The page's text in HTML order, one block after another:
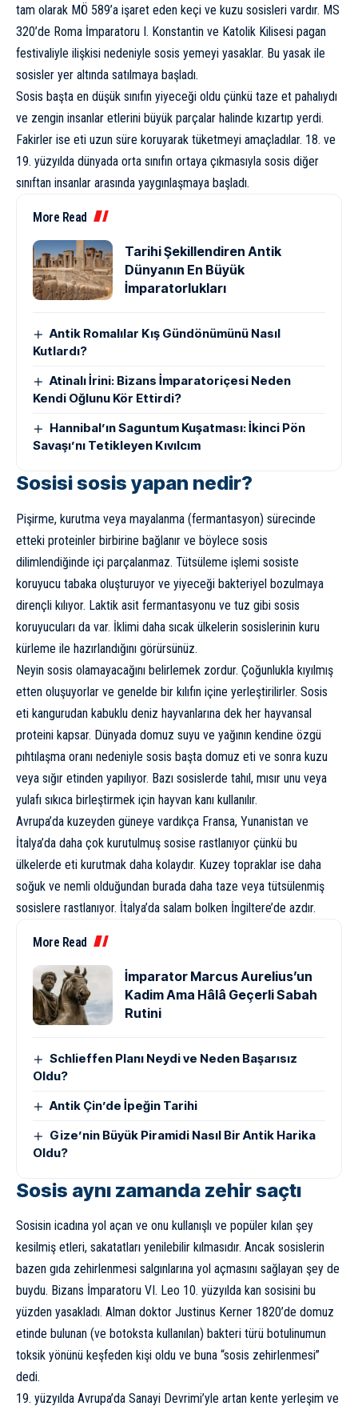
tam olarak MÖ 589’a işaret eden keçi ve kuzu sosisleri vardır. MS
320’de Roma İmparatoru I. Konstantin ve Katolik Kilisesi pagan
festivaliyle ilişkisi nedeniyle sosis yemeyi yasaklar. Bu yasak ile
sosisler yer altında satılmaya başladı.
Sosis başta en düşük sınıfın yiyeceği oldu çünkü taze et pahalıydı
ve zengin insanlar etlerini büyük parçalar halinde kızartıp yerdi.
Fakirler ise eti uzun süre koruyarak tüketmeyi amaçladılar. 18. ve
19. yüzyılda dünyada orta sınıfın ortaya çıkmasıyla sosis diğer
sınıftan insanlar arasında yaygınlaşmaya başladı.
More Read
Tarihi Şekillendiren Antik
Dünyanın En Büyük
İmparatorlukları
Antik Romalılar Kış Gündönümünü Nasıl
Kutlardı?
Atinalı İrini: Bizans İmparatoriçesi Neden
Kendi Oğlunu Kör Ettirdi?
Hannibal’ın Saguntum Kuşatması: İkinci Pön
Savaşı’nı Tetikleyen Kıvılcım
Sosisi sosis yapan nedir?
Pişirme, kurutma veya mayalanma (fermantasyon) sürecinde
etteki proteinler birbirine bağlanır ve böylece sosis
dilimlendiğinde içi parçalanmaz. Tütsüleme işlemi sosiste
koruyucu tabaka oluşturuyor ve yiyeceği bakteriyel bozulmaya
dirençli kılıyor. Laktik asit fermantasyonu ve tuz gibi sosis
koruyucuları da var. İklimi daha sıcak ülkelerin sosislerinin kuru
kürleme ile hazırlandığını görürsünüz.
Neyin sosis olamayacağını belirlemek zordur. Çoğunlukla kıyılmış
etten oluşuyorlar ve genelde bir kılıfın içine yerleştirilirler. Sosis
eti kangurudan kabuklu deniz hayvanlarına dek her hayvansal
proteini kapsar. Dünyada domuz suyu ve yağının kendine özgü
pıhtılaşma oranı nedeniyle sosis başta domuz eti ve sonra kuzu
veya sığır etinden yapılıyor. Bazı sosislerde tahıl, mısır unu veya
yulafı sıkıca birleştirmek için hayvan kanı kullanılır.
Avrupa’da kuzeyden güneye vardıkça Fransa, Yunanistan ve
İtalya’da daha çok kurutulmuş sosise rastlanıyor çünkü bu
ülkelerde eti kurutmak daha kolaydır. Kuzey topraklar ise daha
soğuk ve nemli olduğundan burada daha taze veya tütsülenmiş
sosislere rastlanıyor. İtalya’da salam bolken İngiltere’de azdır.
More Read
İmparator Marcus Aurelius’un
Kadim Ama Hâlâ Geçerli Sabah
Rutini
Schlieffen Planı Neydi ve Neden Başarısız
Oldu?
Antik Çin’de İpeğin Tarihi
Gize’nin Büyük Piramidi Nasıl Bir Antik Harika
Oldu?
Sosis aynı zamanda zehir saçtı
Sosisin icadına yol açan ve onu kullanışlı ve popüler kılan şey
kesilmiş etleri, sakatatları yenilebilir kılmasıdır. Ancak sosislerin
bazen gıda zehirlenmesi salgınlarına yol açmasını sağlayan şey de
buydu. Bizans İmparatoru VI. Leo 10. yüzyılda kan sosisini bu
yüzden yasakladı. Alman doktor Justinus Kerner 1820’de domuz
etinde bulunan (ve botoksta kullanılan) bakteri türü botulinumun
toksik yönünü keşfeden kişi oldu ve buna “sosis zehirlenmesi”
dedi.
19. yüzyılda Avrupa’da Sanayi Devrimi’yle artan kente yerleşim ve